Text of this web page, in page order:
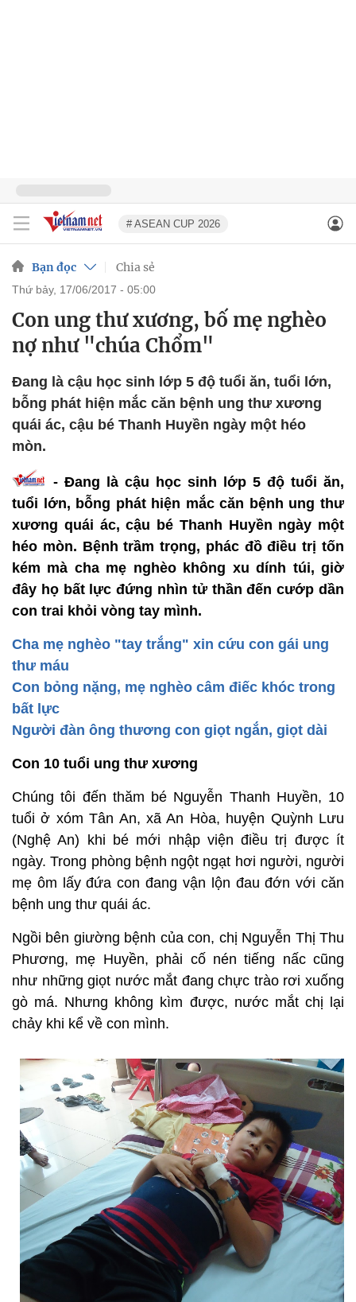
# ASEAN CUP 2026
Bạn đọc Chia sẻ
thứ bảy, 17/06/2017 - 05:00
Con ung thư xương, bố mẹ nghèo
nợ như "chúa Chổm"
Đang là cậu học sinh lớp 5 độ tuổi ăn, tuổi lớn,
bỗng phát hiện mắc căn bệnh ung thư xương
quái ác, cậu bé Thanh Huyền ngày một héo
mòn.
- Đang là cậu học sinh lớp 5 độ tuổi ăn,
tuổi lớn, bỗng phát hiện mắc căn bệnh ung thư
xương quái ác, cậu bé Thanh Huyền ngày một
héo mòn. Bệnh trầm trọng, phác đồ điều trị tốn
kém mà cha mẹ nghèo không xu dính túi, giờ
đây họ bất lực đứng nhìn tử thần đến cướp dần
con trai khỏi vòng tay mình.
Cha mẹ nghèo "tay trắng" xin cứu con gái ung
thư máu
Con bỏng nặng, mẹ nghèo câm điếc khóc trong
bất lực
Người đàn ông thương con giọt ngắn, giọt dài
Con 10 tuổi ung thư xương
Chúng tôi đến thăm bé Nguyễn Thanh Huyền, 10
tuổi ở xóm Tân An, xã An Hòa, huyện Quỳnh Lưu
(Nghệ An) khi bé mới nhập viện điều trị được ít
ngày. Trong phòng bệnh ngột ngạt hơi người, người
mẹ ôm lấy đứa con đang vận lộn đau đớn với căn
bệnh ung thư quái ác.
Ngồi bên giường bệnh của con, chị Nguyễn Thị Thu
Phương, mẹ Huyền, phải cố nén tiếng nấc cũng
như những giọt nước mắt đang chực trào rơi xuống
gò má. Nhưng không kìm được, nước mắt chị lại
chảy khi kể về con mình.